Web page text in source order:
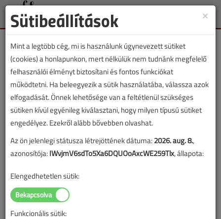
Toggle
Lapszám:
TARTALOM
Visszatekintő
A rézcső
alkalmazástechnológiája
2025/9. lapszám
×
Sütibeállítások
Mint a legtöbb cég, mi is használunk úgynevezett sütiket
(cookies) a honlapunkon, mert nélkülük nem tudnánk megfelelő
felhasználói élményt biztosítani és fontos funkciókat
működtetni. Ha beleegyezik a sütik használatába, válassza azok
elfogadását. Önnek lehetősége van a feltétlenül szükséges
sütiken kívül egyénileg kiválasztani, hogy milyen típusú sütiket
engedélyez. Ezekről alább bővebben olvashat.
Az ön jelenlegi státusza létrejöttének dátuma:2026. aug. 8.,
azonosítója:IWvjmV6sdTo5Xa6DQUOoAxcWE259Tlx, állapota:
Elengedhetetlen sütik:
Funkcionális sütik: